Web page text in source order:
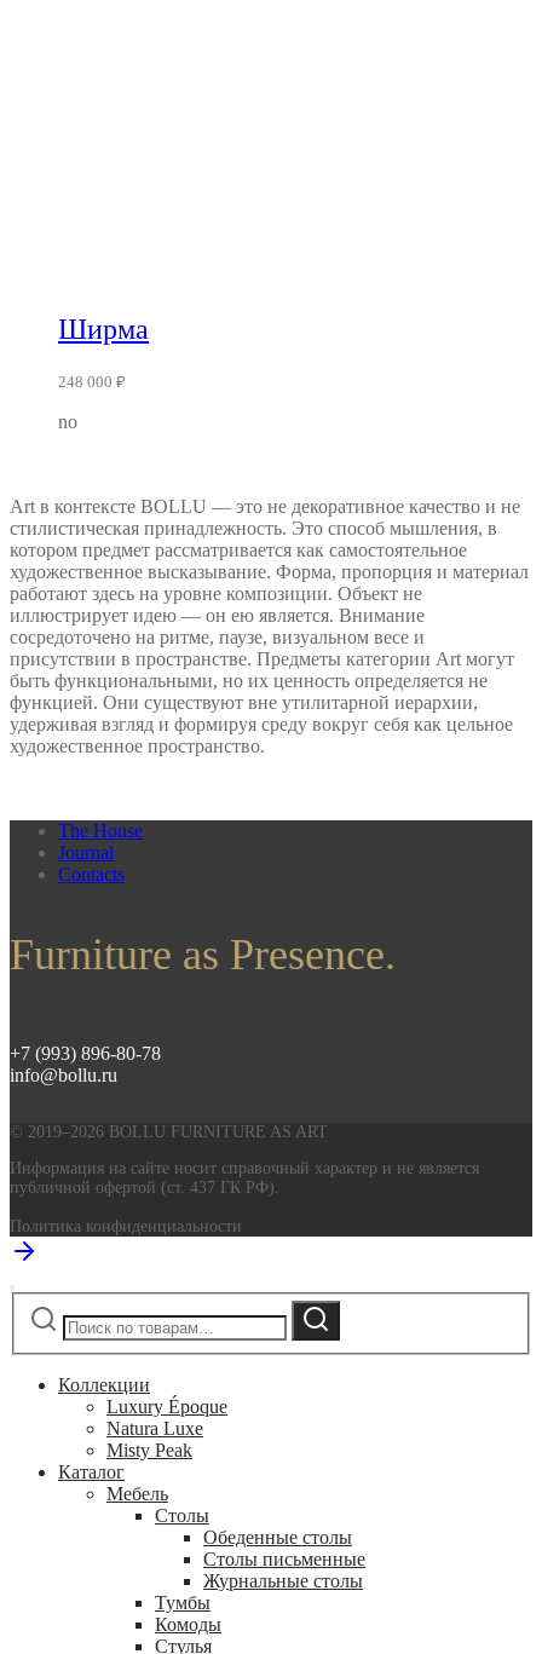
Ширма
248 000 ₽
no
Art в контексте BOLLU — это не декоративное качество и не
стилистическая принадлежность. Это способ мышления, в
котором предмет рассматривается как самостоятельное
художественное высказывание. Форма, пропорция и материал
работают здесь на уровне композиции. Объект не
иллюстрирует идею — он ею является. Внимание
сосредоточено на ритме, паузе, визуальном весе и
присутствии в пространстве. Предметы категории Art могут
быть функциональными, но их ценность определяется не
функцией. Они существуют вне утилитарной иерархии,
удерживая взгляд и формируя среду вокруг себя как цельное
художественное пространство.
The House
Journal
Contacts
Furniture as Presence.
+7 (993) 896-80-78
info@bollu.ru
© 2019–2026 BOLLU FURNITURE AS ART
Информация на сайте носит справочный характер и не является
публичной офертой (ст. 437 ГК РФ).
Политика конфиденциальности
Искать:
Поиск
Коллекции
Luxury Époque
Natura Luxe
Misty Peak
Каталог
Мебель
Столы
Обеденные столы
Столы письменные
Журнальные столы
Тумбы
Комоды
Стулья